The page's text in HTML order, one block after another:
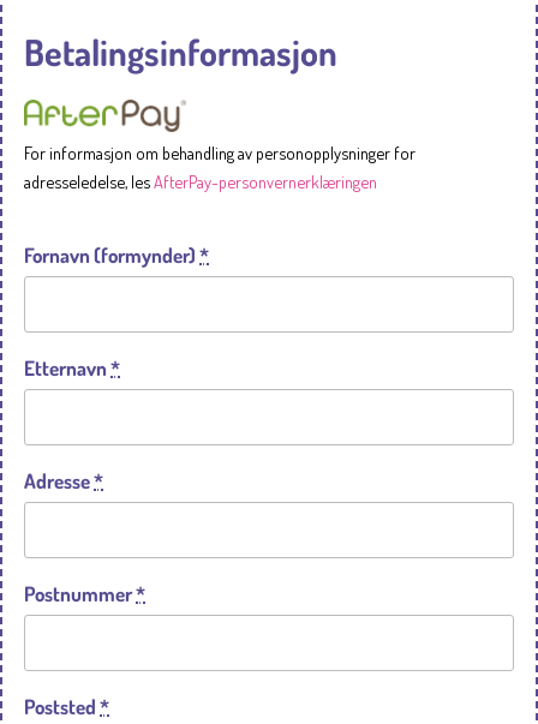
Betalingsinformasjon
For informasjon om behandling av personopplysninger for
adresseledelse, lesAfterPay-personvernerklæringen
Fornavn (formynder)*
Etternavn*
Adresse*
Postnummer*
Poststed*